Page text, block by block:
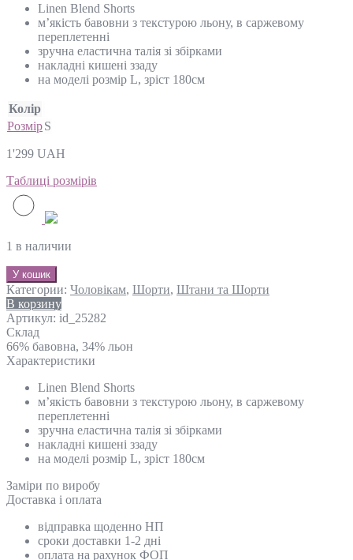
Linen Blend Shorts
м’якість бавовни з текстурою льону, в саржевому
переплетенні
зручна еластична талія зі збірками
накладні кишені ззаду
на моделі розмір L, зріст 180см
Колір
РозмірS
1'299 UAH
Таблиці розмірів
1 в наличии
У кошик
Категории: Чоловікам, Шорти, Штани та Шорти
В корзину
Артикул: id_25282
Склад
66% бавовна, 34% льон
Характеристики
Linen Blend Shorts
м’якість бавовни з текстурою льону, в саржевому
переплетенні
зручна еластична талія зі збірками
накладні кишені ззаду
на моделі розмір L, зріст 180см
Замiри по виробу
Доставка і оплата
відправка щоденно НП
сроки доставки 1-2 дні
оплата на рахунок ФОП